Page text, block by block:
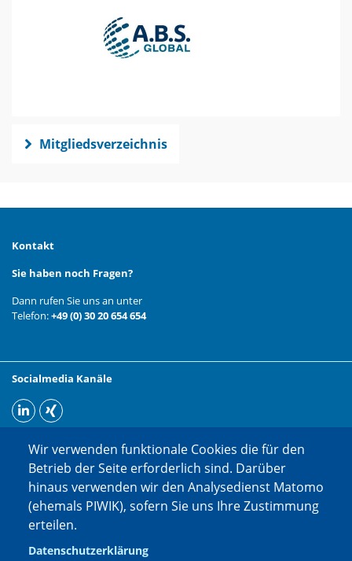
Mitgliedsverzeichnis
Kontakt
Sie haben noch Fragen?
Dann rufen Sie uns an unter
Telefon:+49 (0) 30 20 654 654
Socialmedia Kanäle
Wir verwenden funktionale Cookies die für den
Betrieb der Seite erforderlich sind. Darüber
hinaus verwenden wir den Analysedienst Matomo
(ehemals PIWIK), sofern Sie uns Ihre Zustimmung
erteilen.
Datenschutzerklärung